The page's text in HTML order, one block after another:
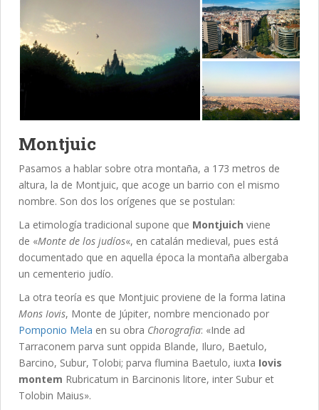
Montjuic
Pasamos a hablar sobre otra montaña, a 173 metros de
altura, la de Montjuic, que acoge un barrio con el mismo
nombre. Son dos los orígenes que se postulan:
La etimología tradicional supone que Montjuich viene
de «Monte de los judíos«, en catalán medieval, pues está
documentado que en aquella época la montaña albergaba
un cementerio judío.
La otra teoría es que Montjuic proviene de la forma latina
Mons Iovis, Monte de Júpiter, nombre mencionado por
Pomponio Mela en su obra Chorografia: «Inde ad
Tarraconem parva sunt oppida Blande, Iluro, Baetulo,
Barcino, Subur, Tolobi; parva flumina Baetulo, iuxta Iovis
montem Rubricatum in Barcinonis litore, inter Subur et
Tolobin Maius».